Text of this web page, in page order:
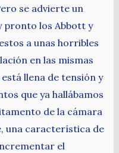
se advierte un
pronto los Abbott y
a unas horribles
en las mismas
llena de tensión y
que ya hallábamos
de la cámara
una característica de
el